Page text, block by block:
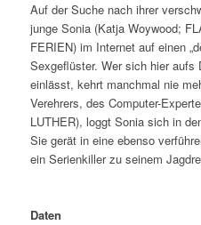
Auf der Suche nach ihrer
junge Sonia (Katja Woywood;
FERIEN) im Internet auf einen
Sexgeflüster. Wer sich hier aufs
einlässt, kehrt manchmal nie
Verehrers, des Computer-
LUTHER), loggt Sonia sich in
Sie gerät in eine ebenso
ein Serienkiller zu seinem
Daten